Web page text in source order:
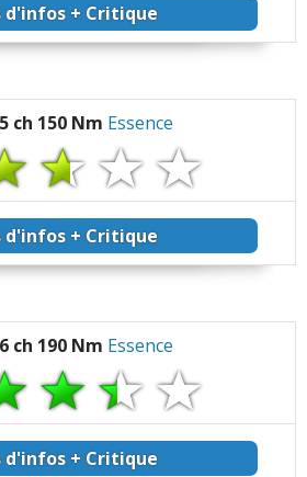
d'infos + Critique
ch 150 Nm Essence
d'infos + Critique
ch 190 Nm Essence
d'infos + Critique